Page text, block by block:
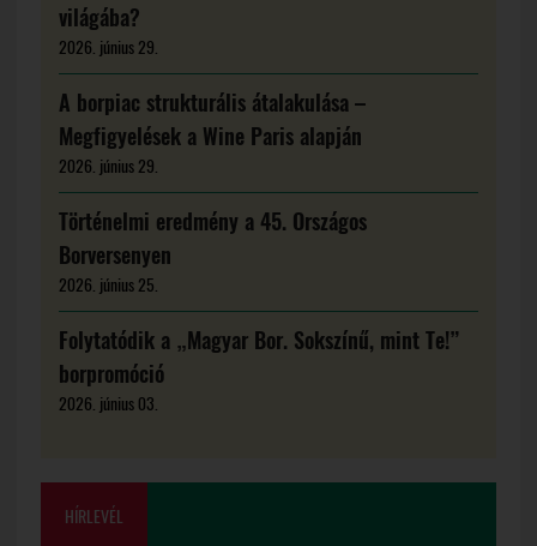
világába?
2026. június 29.
A borpiac strukturális átalakulása –
Megfigyelések a Wine Paris alapján
2026. június 29.
Történelmi eredmény a 45. Országos
Borversenyen
2026. június 25.
Folytatódik a „Magyar Bor. Sokszínű, mint Te!”
borpromóció
2026. június 03.
HÍRLEVÉL